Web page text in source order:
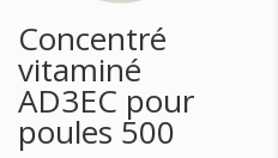
Concentré
vitaminé
AD3EC pour
poules 500